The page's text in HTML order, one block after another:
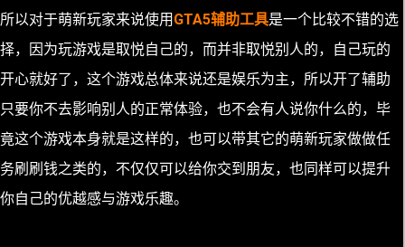
所以对于萌新玩家来说使用 GTA5辅助工具是一个比较不错的选
择，因为玩游戏是取悦自己的，而并非取悦别人的，自己玩的
开心就好了，这个游戏总体来说还是娱乐为主，所以开了辅助
只要你不去影响别人的正常体验，也不会有人说你什么的，毕
竟这个游戏本身就是这样的，也可以带其它的萌新玩家做做任
务刷刷钱之类的，不仅仅可以给你交到朋友，也同样可以提升
你自己的优越感与游戏乐趣。